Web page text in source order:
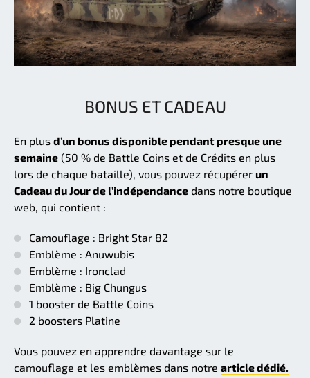
BONUS ET CADEAU
En plus d’un bonus disponible pendant presque une
semaine (50 % de Battle Coins et de Crédits en plus
lors de chaque bataille), vous pouvez récupérer un
Cadeau du Jour de l’indépendance dans notre boutique
web, qui contient :
Camouflage : Bright Star 82
Emblème : Anuwubis
Emblème : Ironclad
Emblème : Big Chungus
1 booster de Battle Coins
2 boosters Platine
Vous pouvez en apprendre davantage sur le
camouflage et les emblèmes dans notre article dédié.